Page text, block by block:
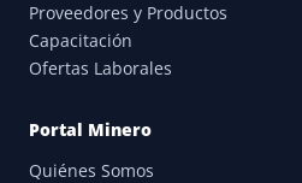
Proveedores y Productos
Capacitación
Ofertas Laborales
Portal Minero
Quiénes Somos